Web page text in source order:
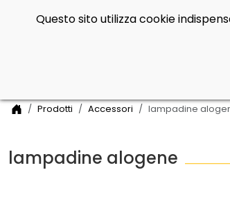
HomeProdotti Accessori lampadine
lampadine alogene
Questo sito utilizza cookie